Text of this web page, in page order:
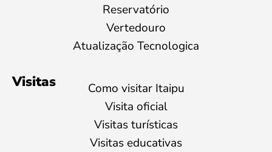
Reservatório
Vertedouro
Atualização Tecnologica
Visitas
Como visitar Itaipu
Visita oficial
Visitas turísticas
Visitas educativas